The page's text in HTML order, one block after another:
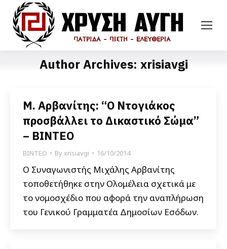
Author Archives: xrisiavgi
Μ. Αρβανίτης: “Ο Ντογιάκος
προσβάλλει το Δικαστικό Σώμα”
– ΒΙΝΤΕΟ
ΒΙΝΤΕΟ Byxrisiavgi 16/10/2014
Ο Συναγωνιστής Μιχάλης Αρβανίτης
τοποθετήθηκε στην Ολομέλεια σχετικά με
το νομοσχέδιο που αφορά την αναπλήρωση
του Γενικού Γραμματέα Δημοσίων Εσόδων.